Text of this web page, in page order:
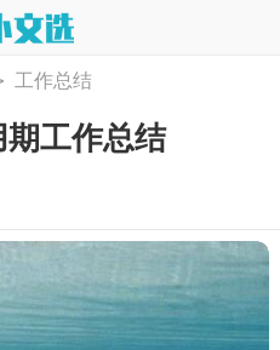
工作总结
工作总结